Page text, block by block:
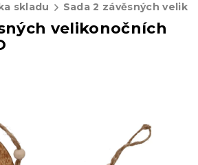
skladu
velikonočních